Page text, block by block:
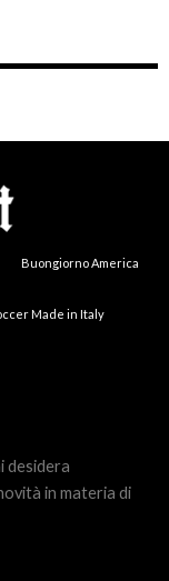
Buongiorno America
Made in Italy
desidera
in materia di